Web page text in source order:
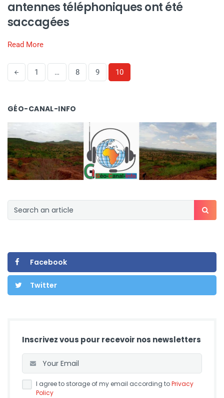
antennes téléphoniques ont été
saccagées
Read More
1 … 8 9 10
GÉO-CANAL-INFO
Facebook
Twitter
Inscrivez vous pour recevoir nos newsletters
I agree to storage of my email according toPrivacy
Policy